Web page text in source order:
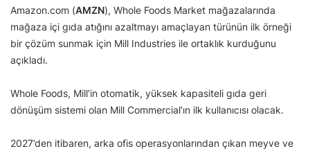
Amazon.com (AMZN), Whole Foods Market mağazalarında
mağaza içi gıda atığını azaltmayı amaçlayan türünün ilk örneği
bir çözüm sunmak için Mill Industries ile ortaklık kurduğunu
açıkladı.
Whole Foods, Mill’in otomatik, yüksek kapasiteli gıda geri
dönüşüm sistemi olan Mill Commercial’ın ilk kullanıcısı olacak.
2027’den itibaren, arka ofis operasyonlarından çıkan meyve ve